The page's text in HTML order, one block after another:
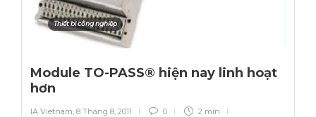
Thiết bị công nghiệp
Module TO-PASS® hiện nay linh hoạt
hơn
IA Vietnam 8 Tháng 8, 2011 0 2 min